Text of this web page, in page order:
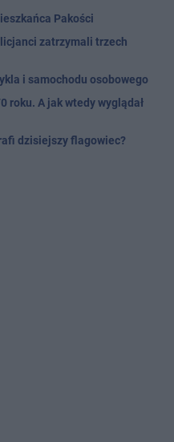
Pakości
zatrzymali trzech
i samochodu osobowego
roku. A jak wtedy wyglądał
dzisiejszy flagowiec?